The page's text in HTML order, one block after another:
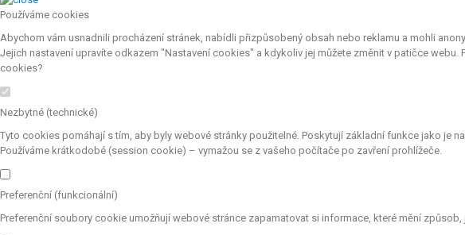
Používáme cookies
Abychom vám usnadnili procházení stránek, nabídli přizpůsobený obsah nebo reklamu a mohli
Jejich nastavení upravíte odkazem "Nastavení cookies" a kdykoliv jej můžete změnit v patičce
cookies?
Nezbytné (technické)
Tyto cookies pomáhají s tím, aby byly webové stránky použitelné. Poskytují základní funkce jako je
Používáme krátkodobé (session cookie) – vymažou se z vašeho počítače po zavření prohlížeče.
Preferenční (funkcionální)
Preferenční soubory cookie umožňují webové stránce zapamatovat si informace, které mění